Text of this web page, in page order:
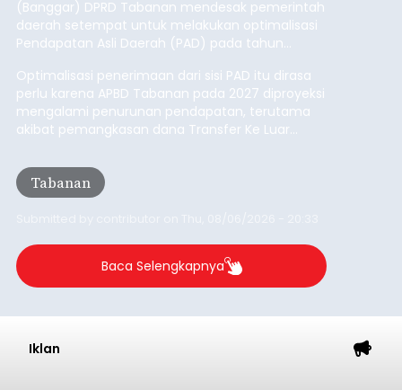
(Banggar) DPRD Tabanan mendesak pemerintah
daerah setempat untuk melakukan optimalisasi
Pendapatan Asli Daerah (PAD) pada tahun
Optimalisasi penerimaan dari sisi PAD itu dirasa
perlu karena APBD Tabanan pada 2027 diproyeksi
mengalami penurunan pendapatan, terutama
akibat pemangkasan dana Transfer Ke Luar
Tabanan
Baca Selengkapnya
Iklan